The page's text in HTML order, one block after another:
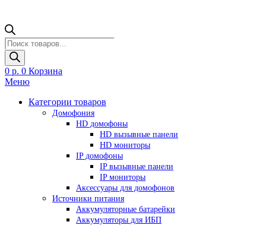
Поиск
товаров
0 р. 0 Корзина
Меню
Категории товаров
Домофония
HD домофоны
HD вызывные панели
HD мониторы
IP домофоны
IP вызывные панели
IP мониторы
Аксессуары для домофонов
Источники питания
Аккумуляторные батарейки
Аккумуляторы для ИБП